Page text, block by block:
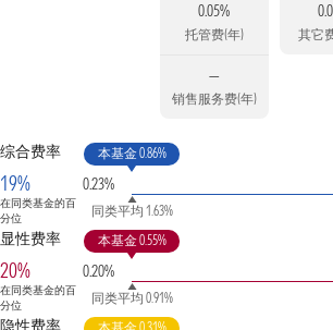
0.05%
托管费(年)
—
销售服务费(年)
其它
综合费率
19%
在同类基金的百
分位
0.23%
本基金 0.86%
同类平均 1.63%
显性费率
20%
在同类基金的百
分位
0.20%
本基金 0.55%
同类平均 0.91%
隐性费率